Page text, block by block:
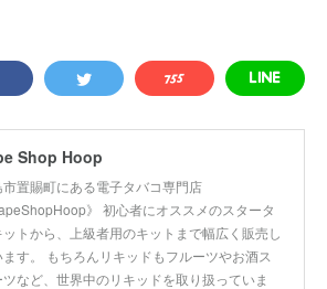
Shop Hoop
市置賜町にある電子タバコ専門店
》 初心者にオススメのスタータ
ットから、上級者用のキットまで幅広く販売し
す。 もちろんリキッドもフルーツやお酒ス
ツなど、世界中のリキッドを取り扱っていま